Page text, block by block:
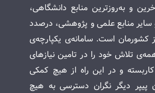
و به‌روزترین منابع دانشگاهی،
سایر منابع علمی و پژوهشی، درصدد
کشورمان است. سامانه‌ی یکپارچه‌ی
همه‌ی تلاش خود را در تامین نیازهای
و در این راه از هیچ کمکی
پیپر دیگر نگران دسترسی به هیچ